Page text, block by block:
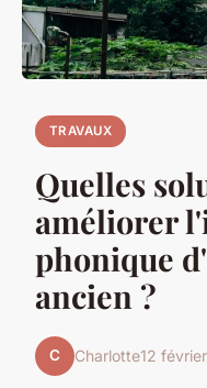
TRAVAUX
Quelles
améliorer
phonique
ancien ?
C Charlotte12